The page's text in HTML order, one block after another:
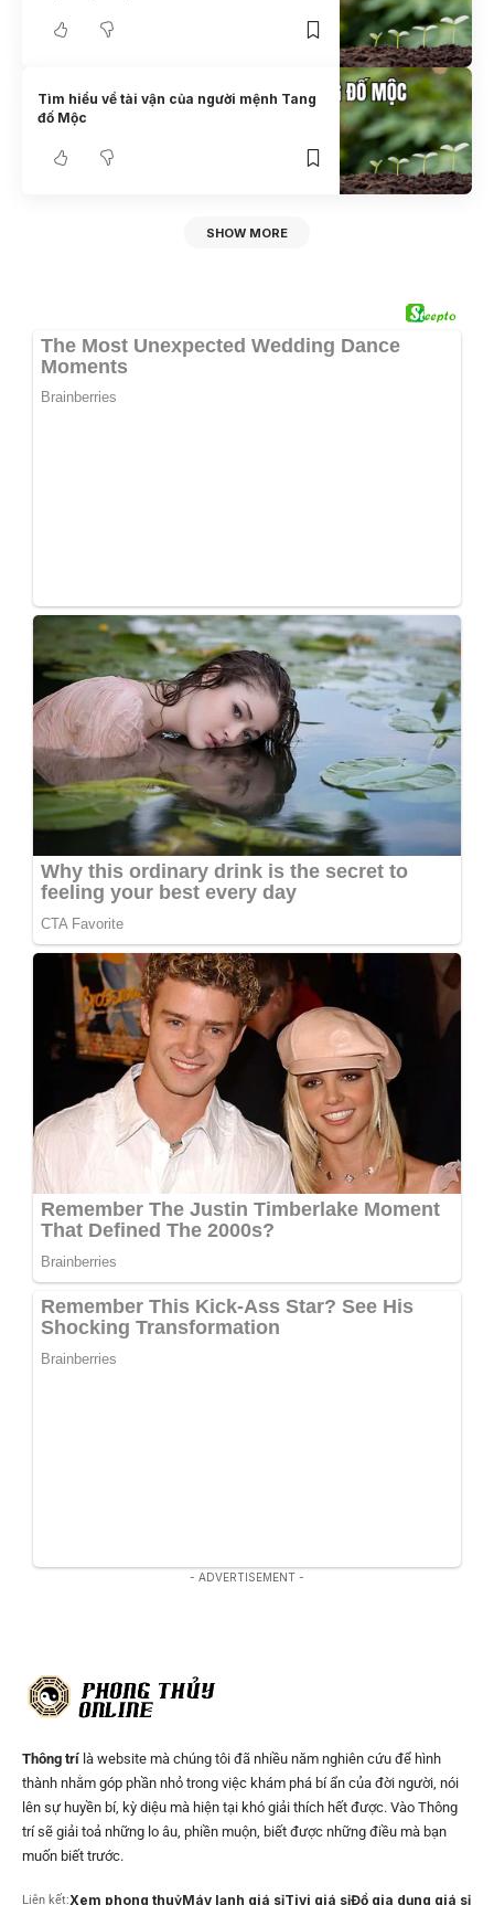
Tìm hiểu về tài vận của người mệnh Tang
đố Mộc
SHOW MORE
- ADVERTISEMENT -
Thông trí là website mà chúng tôi đã nhiều năm nghiên cứu để hình
thành nhằm góp phần nhỏ trong việc khám phá bí ẩn của đời người, nói
lên sự huyền bí, kỳ diệu mà hiện tại khó giải thích hết được. Vào Thông
trí sẽ giải toả những lo âu, phiền muộn, biết được những điều mà bạn
muốn biết trước.
Liên kết:Xem phong thuỷMáy lạnh giá sỉTivi giá sỉĐồ gia dụng giá sỉ